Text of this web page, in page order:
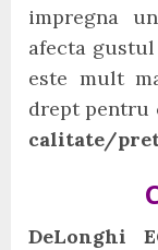
impregna
afecta
este mult
drept pentru
calitate/pret
DeLonghi